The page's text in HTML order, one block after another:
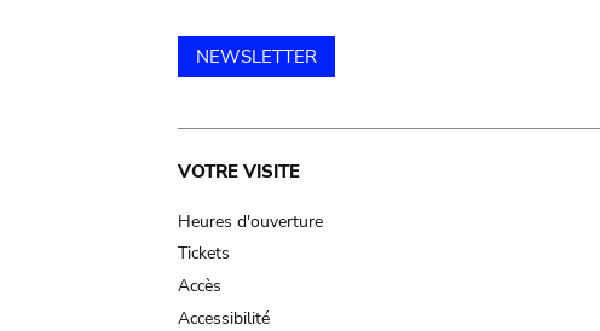
NEWSLETTER
Main
navigation
VOTRE VISITE
Heures d'ouverture
Tickets
Accès
Accessibilité